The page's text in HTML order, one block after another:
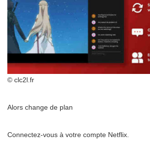
© clc2l.fr
Alors change de plan
Connectez-vous à votre compte Netflix.